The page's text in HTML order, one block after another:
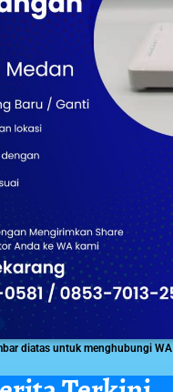
diatas untuk menghubungi WA